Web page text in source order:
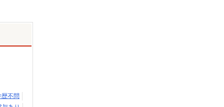
歴不問